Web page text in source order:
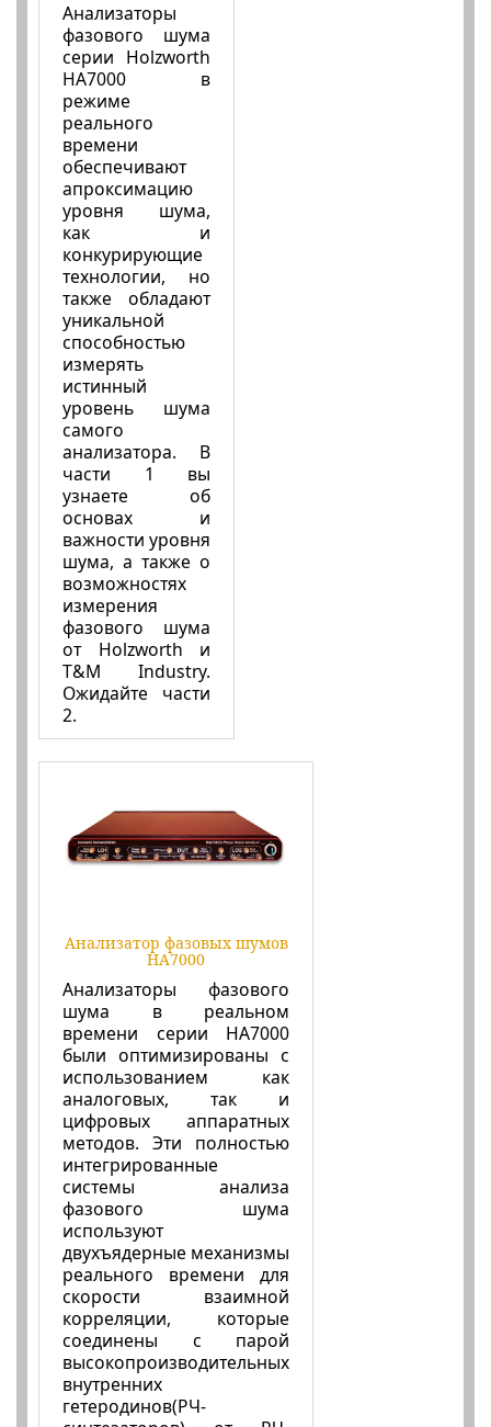
Анализаторы
фазового шума
серии Holzworth
HA7000 в
режиме
реального
времени
обеспечивают
апроксимацию
уровня шума,
как и
конкурирующие
технологии, но
также обладают
уникальной
способностью
измерять
истинный
уровень шума
самого
анализатора. В
части 1 вы
узнаете об
основах и
важности уровня
шума, а также о
возможностях
измерения
фазового шума
от Holzworth и
T&M Industry.
Ожидайте части
2.
Анализатор фазовых шумов
HA7000
Анализаторы фазового
шума в реальном
времени серии HA7000
были оптимизированы с
использованием как
аналоговых, так и
цифровых аппаратных
методов. Эти полностью
интегрированные
системы анализа
фазового шума
используют
двухъядерные механизмы
реального времени для
скорости взаимной
корреляции, которые
соединены с парой
высокопроизводительных
внутренних
гетеродинов(РЧ-